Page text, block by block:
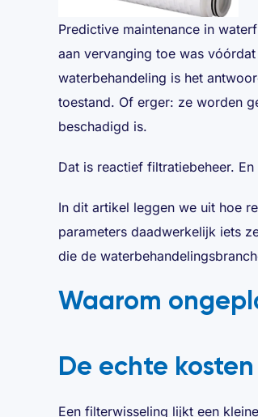
Predictive maintenance in
aan vervanging toe was
waterbehandeling is het
toestand. Of erger: ze worden
beschadigd is.
Dat is reactief filtratiebeheer.
In dit artikel leggen we uit hoe
parameters daadwerkelijk iets
die de
Waarom
De echte
Een filterwisseling lijkt een